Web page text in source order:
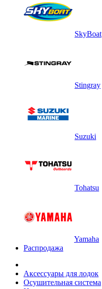
SkyBoat
Stingray
Suzuki
Tohatsu
Yamaha
Распродажа
Аксессуары для лодок
Осушительная система